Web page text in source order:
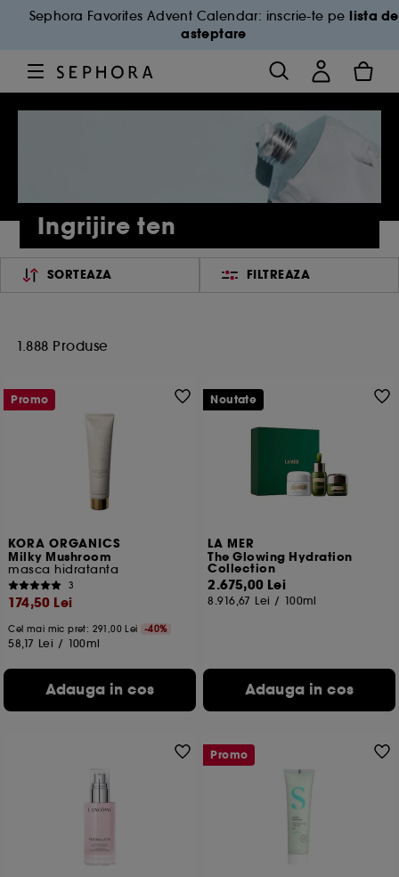
Sephora Favorites Advent Calendar: inscrie-te pe lista de
asteptare
Ingrijire ten
SORTEAZA FILTREAZA
1.888 Produse
KORA ORGANICS
Milky Mushroom
masca hidratanta
3
174,50 Lei
Cel mai mic pret: 291,00 Lei -40%
58,17 Lei / 100ml
Adauga in cos
Promo
LA MER
The Glowing Hydration
Collection
2.675,00 Lei
8.916,67 Lei / 100ml
Adauga in cos
Noutate
Promo